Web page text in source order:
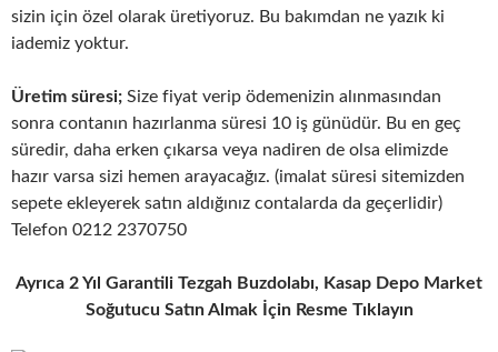
sizin için özel olarak üretiyoruz. Bu bakımdan ne yazık ki
iademiz yoktur.
Üretim süresi; Size fiyat verip ödemenizin alınmasından
sonra contanın hazırlanma süresi 10 iş günüdür. Bu en geç
süredir, daha erken çıkarsa veya nadiren de olsa elimizde
hazır varsa sizi hemen arayacağız. (imalat süresi sitemizden
sepete ekleyerek satın aldığınız contalarda da geçerlidir)
Telefon 0212 2370750
Ayrıca 2 Yıl Garantili Tezgah Buzdolabı, Kasap Depo Market
Soğutucu Satın Almak İçin Resme Tıklayın